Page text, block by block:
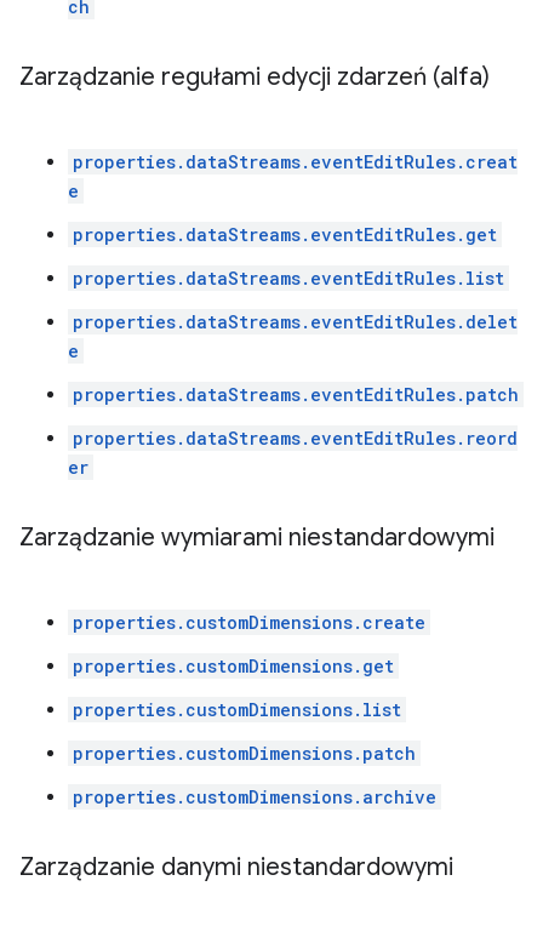
ch
Zarządzanie regułami edycji zdarzeń (alfa)
properties.dataStreams.eventEditRules.creat
e
properties.dataStreams.eventEditRules.get
properties.dataStreams.eventEditRules.list
properties.dataStreams.eventEditRules.delet
e
properties.dataStreams.eventEditRules.patch
properties.dataStreams.eventEditRules.reord
er
Zarządzanie wymiarami niestandardowymi
properties.customDimensions.create
properties.customDimensions.get
properties.customDimensions.list
properties.customDimensions.patch
properties.customDimensions.archive
Zarządzanie danymi niestandardowymi